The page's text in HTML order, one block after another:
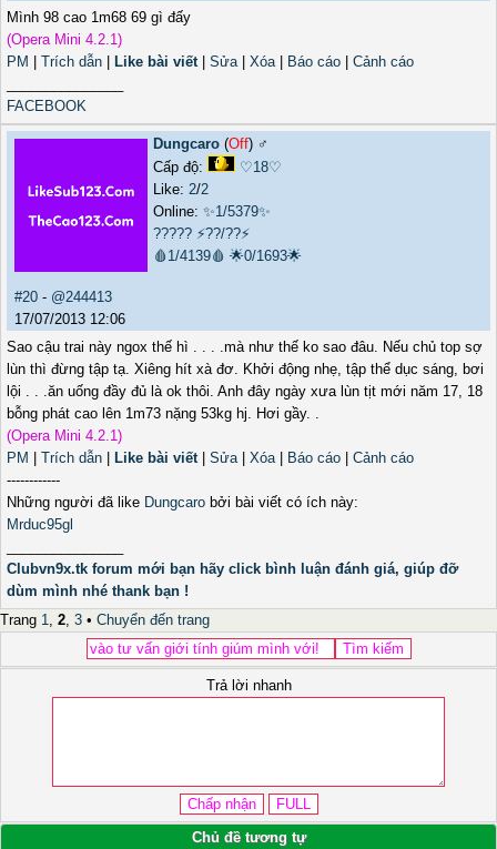
Mình 98 cao 1m68 69 gì đấy
(Opera Mini 4.2.1)
PM
Trích dẫn Like bài viết| Sửa| Xóa| Báo cáo
Cảnh cáo
FACEBOOK
Dungcaro (Off) ♂️
Cấp độ:
♡18♡
Like: 2/2
Online: ✨1/5379✨
????? ⚡??/??⚡
🩸1/4139🩸 🌟0/1693🌟
#20 - @244413
17/07/2013 12:06
Sao cậu trai này ngox thế hì . . . .mà như thế ko sao đâu. Nếu chủ top sợ
lùn thì đừng tập tạ. Xiêng hít xà đơ. Khởi động nhẹ, tập thể dục sáng, bơi
lội . . .ăn uống đầy đủ là ok thôi. Anh đây ngày xưa lùn tịt mới năm 17, 18
bỗng phát cao lên 1m73 nặng 53kg hj. Hơi gầy. .
(Opera Mini 4.2.1)
PM
Trích dẫn Like bài viết| Sửa| Xóa| Báo cáo
Cảnh cáo
------------
Những người đã like Dungcaro bởi bài viết có ích này:
Mrduc95gl
Clubvn9x.tk forum mới bạn hãy click bình luận đánh giá, giúp đỡ
dùm mình nhé thank bạn !
Trang 1, 2, 3 • Chuyển đến trang
Trả lời nhanh
Chủ đề tương tự